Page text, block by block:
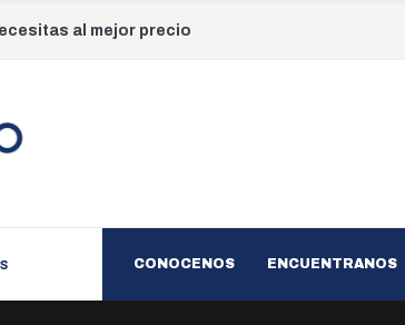
al mejor precio
CONOCENOS ENCUENTRANOS